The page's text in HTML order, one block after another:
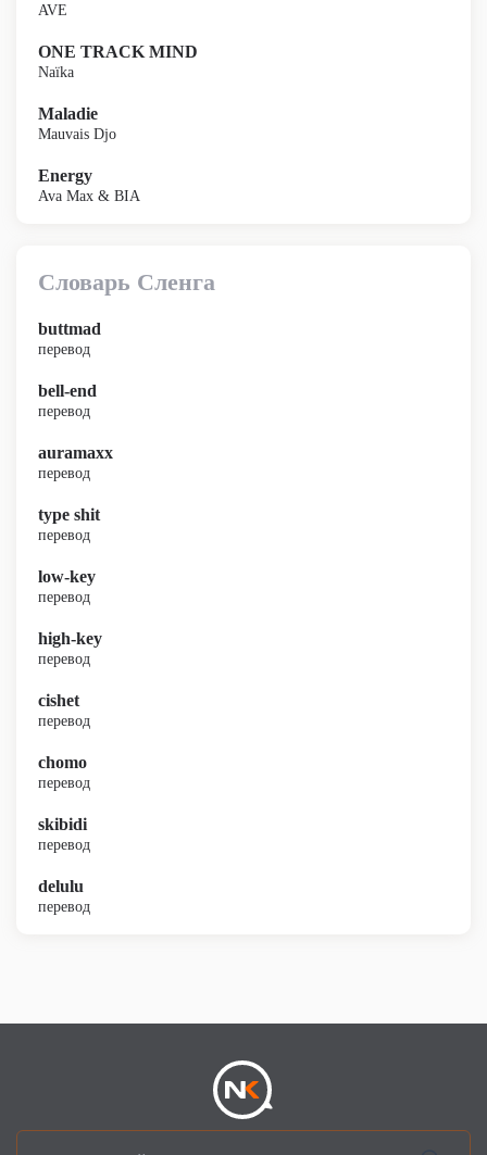
AVE
ONE TRACK MIND
Naïka
Maladie
Mauvais Djo
Energy
Ava Max & BIA
Словарь Сленга
buttmad
перевод
bell-end
перевод
auramaxx
перевод
type shit
перевод
low-key
перевод
high-key
перевод
cishet
перевод
chomo
перевод
skibidi
перевод
delulu
перевод